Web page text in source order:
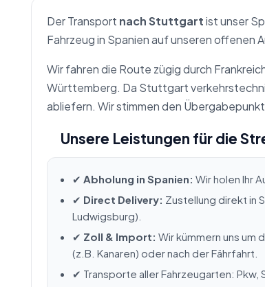
Der Transport nach Stuttgartist unser
Fahrzeug in Spanien auf unseren offenen
Wir fahren die Route zügig durch
Württemberg. Da Stuttgart
abliefern. Wir stimmen den
Unsere Leistungen für die
✔ Abholung in Spanien: Wir holen Ihr
✔ Direct Delivery: Zustellung direkt in
Ludwigsburg).
✔ Zoll & Import: Wir kümmern uns
(z.B. Kanaren) oder nach der Fährfahrt.
✔ Transporte aller Fahrzeugarten: Pkw,